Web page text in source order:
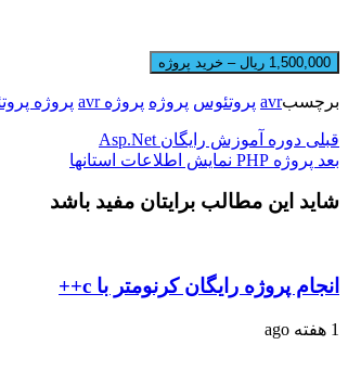
1,500,000 ریال – خرید پروژه
برچسبavr پروتئوس پروژه پروژه avr پروژه
قبلی دوره آموزش رایگان Asp.Net
بعد پروژه PHP نمایش اطلاعات استانها
شاید این مطالب برایتان مفید باشد
انجام پروژه رایگان کرنومتر با c++
1 هفته ago